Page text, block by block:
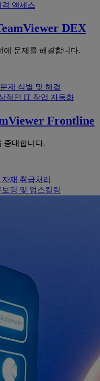
액세스
DEX
에 문제를 해결합니다.
문제 식별 및 해결
적인 IT 작업 자동화
Frontline
증대합니다.
재 취급처리
보딩 및 업스킬링